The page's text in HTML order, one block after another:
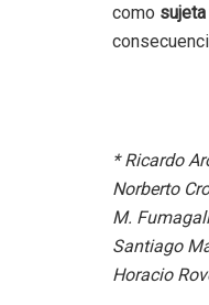
como
* Ricardo
Norberto
M.
Santiago
Horacio